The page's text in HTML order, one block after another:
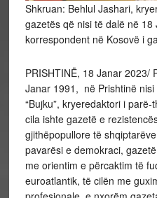
Shkruan: Behlul Jashari,
gazetës që nisi të dalë në 18
korrespondent në Kosovë i
PRISHTINË, 18 Janar 2023/
Janar 1991, në Prishtinë
“Bujku”, kryeredaktori i
cila ishte gazetë e
gjithëpopullore të
pavarësi e demokraci,
me orientim e përcaktim të
euroatlantik, të cilën me